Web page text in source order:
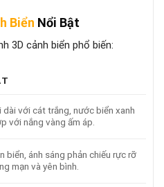
Biển Nổi Bật
3D cảnh biển phổ biến:
dài với cát trắng, nước biển xanh
với nắng vàng ấm áp.
biển, ánh sáng phản chiếu rực rỡ
mạn và yên bình.